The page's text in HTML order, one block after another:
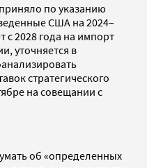
по указанию
США на 2024–
с 2028 года на импорт
уточняется в
стратегического
на совещании с
об «определенных